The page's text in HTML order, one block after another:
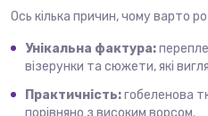
Ось кілька причин, чому варто
Унікальна фактура:
візерунки та сюжети, які
Практичність:гобеленова